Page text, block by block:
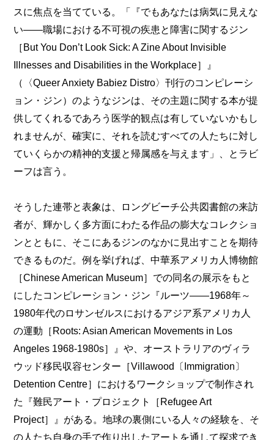
スに焦点を当てている。「『でもあなたは病気に見えな
い――職場における不可視の疾患と障害に関するジン
［But You Don’t Look Sick: A Zine About Invisible
Illnesses and Disabilities in the Workplace］』
（〈Queer Anxiety Babiez Distro〉刊行のコンピレーシ
ョン・ジン）のようなジンは、その主題に関する本が提
供してくれるであろう医学的観点は有していないかもし
れませんが、確実に、それを読むすべての人たちに対し
ていくらかの精神的支援と帰属感を与えます」、とラビ
ーフは言う。
そうした連帯と表象は、ロングビーチ公共図書館の来訪
者が、輝かしく多方面にわたる作品の膨大なコレクショ
ンとともに、そこにあるジンのなかに見出すことを期待
できるものだ。例を挙げれば、中華系アメリカ人博物館
［Chinese American Museum］での同名の展示をもと
にしたコンピレーション・ジン『ルーツ――1968年～
1980年代のロサンゼルスにおけるアジア系アメリカ人
の運動［Roots: Asian American Movements in Los
Angeles 1968-1980s］』や、オーストラリアのヴィラ
ウッド移民収容センター［Villawood〔Immigration〕
Detention Centre］におけるワークショップで制作され
た『難民アート・プロジェクト［Refugee Art
Project］』がある。地球の裏側にいる人々の経験を、そ
の人たち自身の手で作り出したアートを通して探求でき